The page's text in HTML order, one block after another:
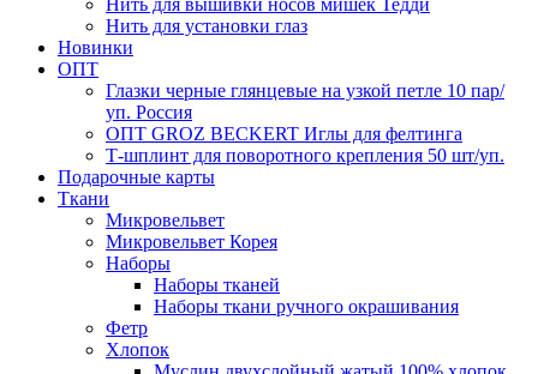
Нить для установки глаз
Новинки
ОПТ
Глазки черные глянцевые на узкой петле 10 пар/
уп. Россия
ОПТ GROZ BECKERT Иглы для фелтинга
Т-шплинт для поворотного крепления 50 шт/уп.
Подарочные карты
Ткани
Микровельвет
Микровельвет Корея
Наборы
Наборы тканей
Наборы ткани ручного окрашивания
Фетр
Хлопок